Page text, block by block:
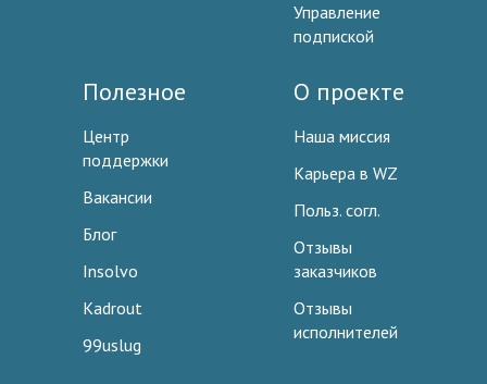
Управление
подпиской
Полезное
Центр
поддержки
Вакансии
Блог
Insolvo
Kadrout
99uslug
О проекте
Наша миссия
Карьера в WZ
Польз. согл.
Отзывы
заказчиков
Отзывы
исполнителей